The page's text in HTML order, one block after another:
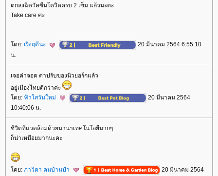
ตกลงฉีดวัคซีนโควิดครบ 2 เข็ม แล้วนะคะ
Take care ค่ะ
ดย: เริงฤดีนะ
20 มีนาคม 2564 6:55:10
น.
เจอค่าจอด ค่าปรับของนิวยอร์กแล้ว
อยู่เมืองไทยดีกว่าค่ะ
ดย: ฟ้าใสวันใหม่
20 มีนาคม 2564
10:40:06 น.
ชีวิตที่แวดล้อมด้วยนานาเทคโนโลยีมากๆ
ก็น่าเหนื่อยมากนะคะ
ดย: ภาวิดา คนบ้านป่า
20 มีนาคม 2564